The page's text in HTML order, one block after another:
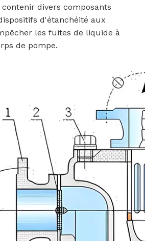
divers composants
d'étanchéité aux
les fuites de liquide à
de pompe.